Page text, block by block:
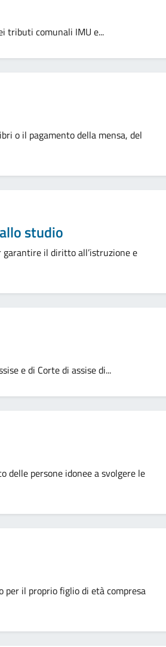
tributi comunali IMU e...
o il pagamento della mensa, del
studio
il diritto all’istruzione e
e di Corte di assise di...
delle persone idonee a svolgere le
per il proprio figlio di età compresa